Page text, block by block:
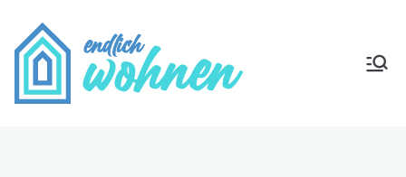
Inhalt
springen
Zuhause wohlfühlen